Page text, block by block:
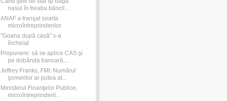
nasul în treaba băncil...
ANAF a tranşat soarta
microîntreprinderilor
"Goana după casă" s-a
încheiat
Propunere: să se aplice CAS şi
pe dobânda bancară,...
Jeffrey Franks, FMI: Numărul
şomerilor ar putea at...
Ministerul Finanţelor Publice,
microîntreprinderil...